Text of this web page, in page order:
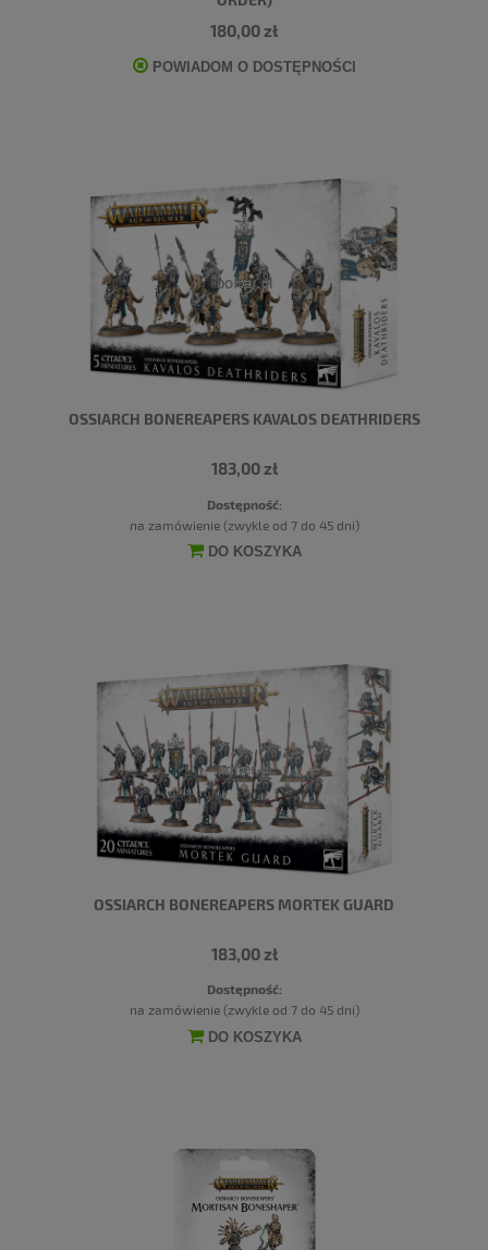
180,00 zł
POWIADOM O DOSTĘPNOŚCI
OSSIARCH BONEREAPERS KAVALOS DEATHRIDERS
183,00 zł
Dostępność:
na zamówienie (zwykle od 7 do 45 dni)
DO KOSZYKA
OSSIARCH BONEREAPERS MORTEK GUARD
183,00 zł
Dostępność:
na zamówienie (zwykle od 7 do 45 dni)
DO KOSZYKA